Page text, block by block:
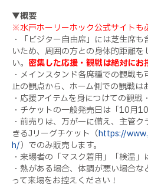
▼概要
※水戸ホーリーホック公式サイトも
・「ビジター自由席」には芝生席
いため、周囲の方との身体的距離
い。 密集した応援・観戦は絶対にお
・メインスタンド各席種での観戦
止の観点から、ホーム側での観戦は
・応援アイテムを身につけての観戦
・チケットの一般発売日は「10月
・前売りは、万が一に備え、主管
きるJリーグチケット（https://
h/）でのみ販売します。
・来場者の「マスク着用」「検温」
・熱がある場合、体調が悪い場合
って来場をお控えください！